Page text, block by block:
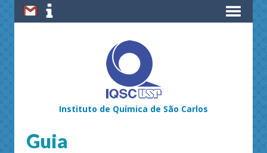
Instituto de Química de São Carlos
Guia